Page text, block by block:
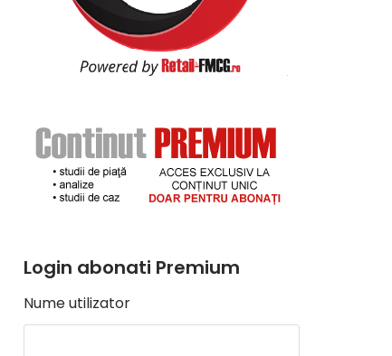
Login abonati Premium
Nume utilizator